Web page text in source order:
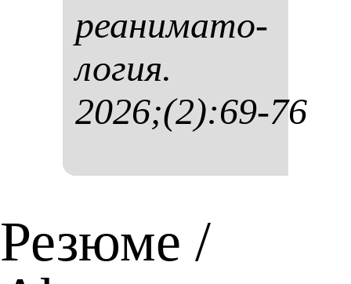
ре­ани­ма­то­
ло­гия.
2026;(2):69-76
Резюме /